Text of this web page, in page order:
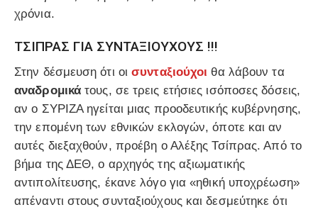
χρόνια.
ΤΣΙΠΡΑΣ ΓΙΑ ΣΥΝΤΑΞΙΟΥΧΟΥΣ !!!
Στην δέσμευση ότι οισυνταξιούχοι θα λάβουν τα
αναδρομικά τους, σε τρεις ετήσιες ισόποσες δόσεις,
αν ο ΣΥΡΙΖΑ ηγείται μιας προοδευτικής κυβέρνησης,
την επομένη των εθνικών εκλογών, όποτε και αν
αυτές διεξαχθούν, προέβη ο Αλέξης Τσίπρας. Από το
βήμα της ΔΕΘ, ο αρχηγός της αξιωματικής
αντιπολίτευσης, έκανε λόγο για «ηθική υποχρέωση»
απέναντι στους συνταξιούχους και δεσμεύτηκε ότι